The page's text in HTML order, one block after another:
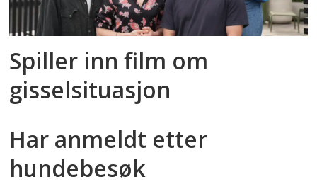
Spiller inn film om
gisselsituasjon
Har anmeldt etter
hundebesøk